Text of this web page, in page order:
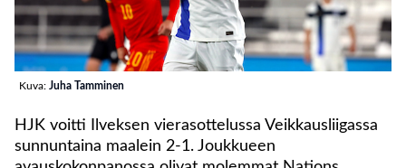
Kuva: Juha Tamminen
HJK voitti Ilveksen vierasottelussa Veikkausliigassa
sunnuntaina maalein 2-1. Joukkueen